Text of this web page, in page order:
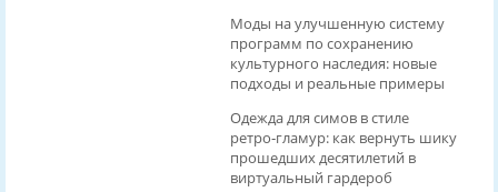
Моды на улучшенную систему
программ по сохранению
культурного наследия: новые
подходы и реальные примеры
Одежда для симов в стиле
ретро‑гламур: как вернуть шику
прошедших десятилетий в
виртуальный гардероб